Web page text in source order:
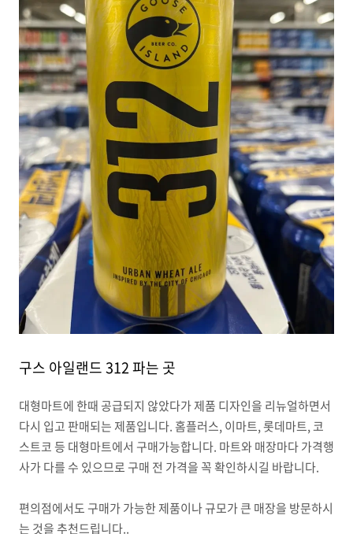
구스 아일랜드 312 파는 곳
대형마트에 한때 공급되지 않았다가 제품 디자인을 리뉴얼하면서
다시 입고 판매되는 제품입니다. 홈플러스, 이마트, 롯데마트, 코
스트코 등 대형마트에서 구매가능합니다. 마트와 매장마다 가격행
사가 다를 수 있으므로 구매 전 가격을 꼭 확인하시길 바랍니다.
편의점에서도 구매가 가능한 제품이나 규모가 큰 매장을 방문하시
는 것을 추천드립니다..